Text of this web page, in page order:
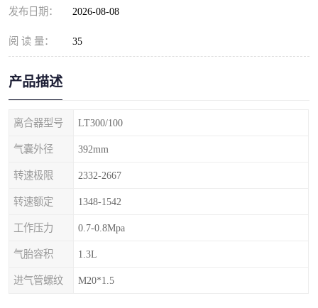
发布日期： 2026-08-08
阅 读 量： 35
产品描述
离合器型号 LT300/100
气囊外径 392mm
转速极限 2332-2667
转速额定 1348-1542
工作压力 0.7-0.8Mpa
气胎容积 1.3L
进气管螺纹 M20*1.5